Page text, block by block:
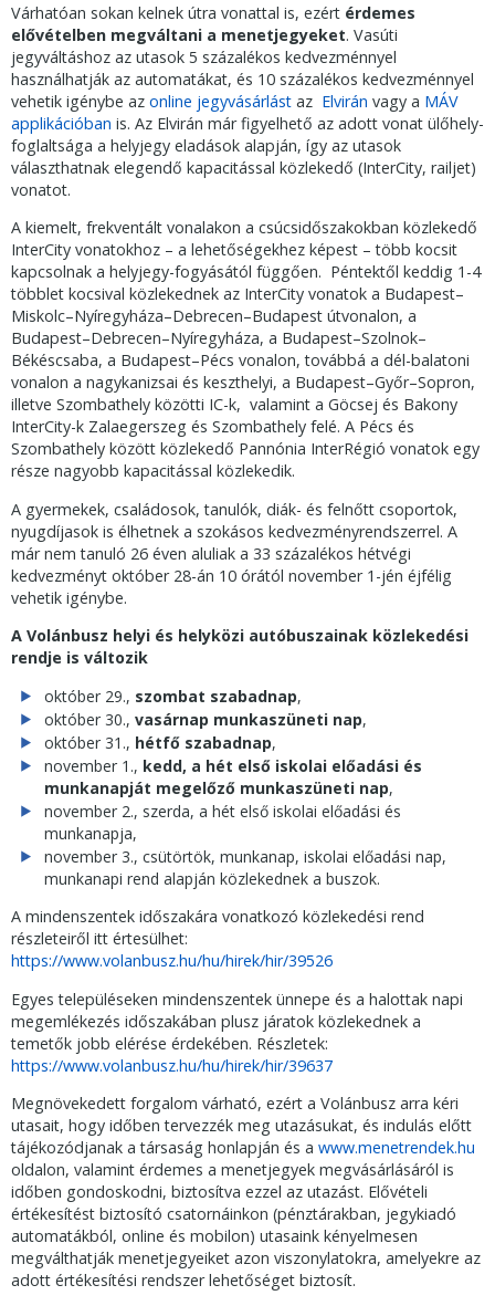
Várhatóan sokan kelnek útra vonattal is, ezért érdemes
elővételben megváltani a menetjegyeket. Vasúti
jegyváltáshoz az utasok 5 százalékos kedvezménnyel
használhatják az automatákat, és 10 százalékos kedvezménnyel
vehetik igénybe az online jegyvásárlást az Elvirán vagy a MÁV
applikációban is. Az Elvirán már figyelhető az adott vonat ülőhely-
foglaltsága a helyjegy eladások alapján, így az utasok
választhatnak elegendő kapacitással közlekedő (InterCity, railjet)
vonatot.
A kiemelt, frekventált vonalakon a csúcsidőszakokban közlekedő
InterCity vonatokhoz – a lehetőségekhez képest – több kocsit
kapcsolnak a helyjegy-fogyásától függően. Péntektől keddig 1-4
többlet kocsival közlekednek az InterCity vonatok a Budapest–
Miskolc–Nyíregyháza–Debrecen–Budapest útvonalon, a
Budapest–Debrecen–Nyíregyháza, a Budapest–Szolnok–
Békéscsaba, a Budapest–Pécs vonalon, továbbá a dél-balatoni
vonalon a nagykanizsai és keszthelyi, a Budapest–Győr–Sopron,
illetve Szombathely közötti IC-k, valamint a Göcsej és Bakony
InterCity-k Zalaegerszeg és Szombathely felé. A Pécs és
Szombathely között közlekedő Pannónia InterRégió vonatok egy
része nagyobb kapacitással közlekedik.
A gyermekek, családosok, tanulók, diák- és felnőtt csoportok,
nyugdíjasok is élhetnek a szokásos kedvezményrendszerrel. A
már nem tanuló 26 éven aluliak a 33 százalékos hétvégi
kedvezményt október 28-án 10 órától november 1-jén éjfélig
vehetik igénybe.
A Volánbusz helyi és helyközi autóbuszainak közlekedési
rendje is változik
október 29., szombat szabadnap,
október 30., vasárnap munkaszüneti nap,
október 31., hétfő szabadnap,
november 1., kedd, a hét első iskolai előadási és
munkanapját megelőző munkaszüneti nap,
november 2., szerda, a hét első iskolai előadási és
munkanapja,
november 3., csütörtök, munkanap, iskolai előadási nap,
munkanapi rend alapján közlekednek a buszok.
A mindenszentek időszakára vonatkozó közlekedési rend
részleteiről itt értesülhet:
https://www.volanbusz.hu/hu/hirek/hir/39526
Egyes településeken mindenszentek ünnepe és a halottak napi
megemlékezés időszakában plusz járatok közlekednek a
temetők jobb elérése érdekében. Részletek:
https://www.volanbusz.hu/hu/hirek/hir/39637
Megnövekedett forgalom várható, ezért a Volánbusz arra kéri
utasait, hogy időben tervezzék meg utazásukat, és indulás előtt
tájékozódjanak a társaság honlapján és a www.menetrendek.hu
oldalon, valamint érdemes a menetjegyek megvásárlásáról is
időben gondoskodni, biztosítva ezzel az utazást. Elővételi
értékesítést biztosító csatornáinkon (pénztárakban, jegykiadó
automatákból, online és mobilon) utasaink kényelmesen
megválthatják menetjegyeiket azon viszonylatokra, amelyekre az
adott értékesítési rendszer lehetőséget biztosít.